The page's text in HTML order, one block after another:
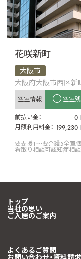
花咲新町
大阪市
大阪府大阪市西区新
空室情報 空室
前払い金： 0
月額利用料金： 199,230
要支援1〜要介護5全室
看取り相談可認知症相
トップ
当社の思い
ご入居のご案内
よくあるご質問
お問い合わせ・資料請求